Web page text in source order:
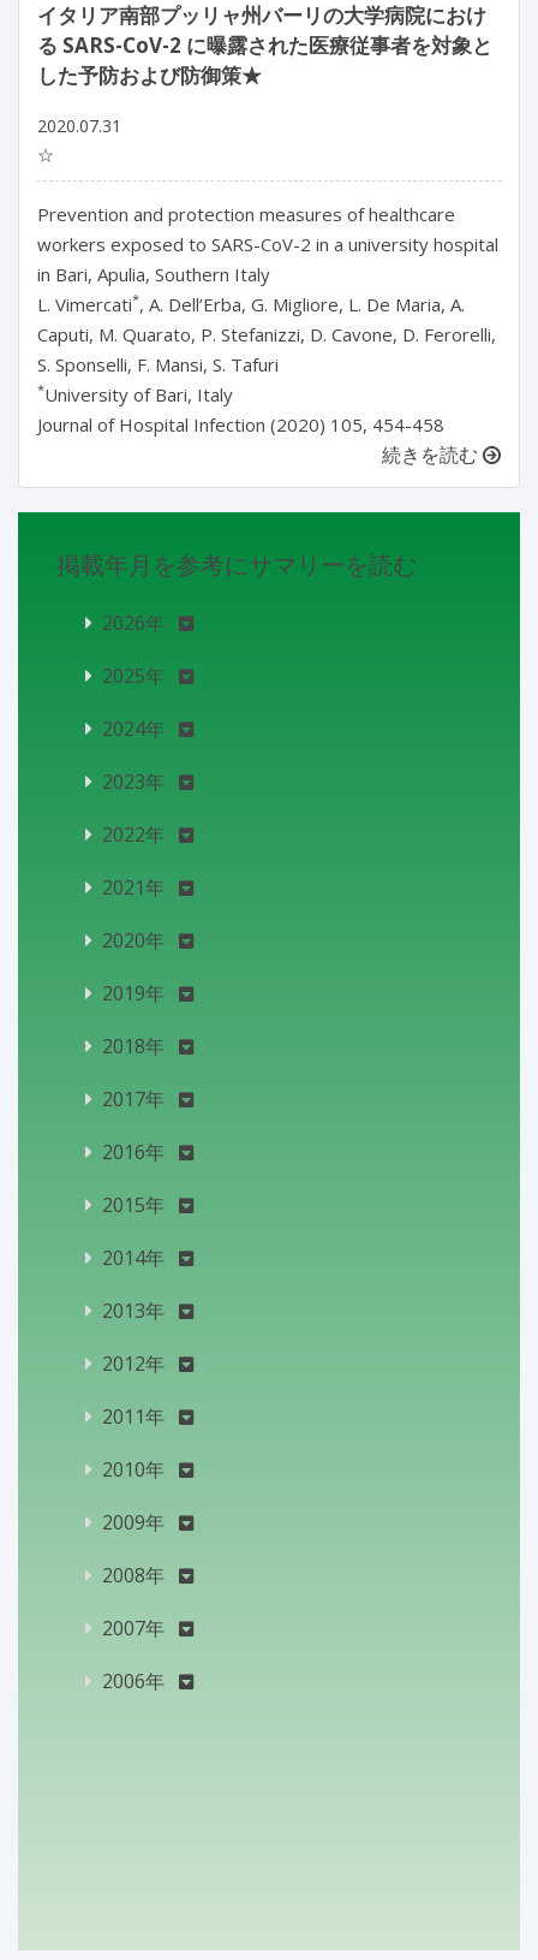
イタリア南部プッリャ州バーリの大学病院におけ
る SARS-CoV-2 に曝露された医療従事者を対象と
した予防および防御策★
2020.07.31
☆
Prevention and protection measures of healthcare
workers exposed to SARS-CoV-2 in a university hospital
in Bari, Apulia, Southern Italy
L. Vimercati*, A. Dell’Erba, G. Migliore, L. De Maria, A.
Caputi, M. Quarato, P. Stefanizzi, D. Cavone, D. Ferorelli,
S. Sponselli, F. Mansi, S. Tafuri
*University of Bari, Italy
Journal of Hospital Infection (2020) 105, 454-458
続きを読む
掲載年月を参考にサマリーを読む
2026年
2025年
2024年
2023年
2022年
2021年
2020年
2019年
2018年
2017年
2016年
2015年
2014年
2013年
2012年
2011年
2010年
2009年
2008年
2007年
2006年